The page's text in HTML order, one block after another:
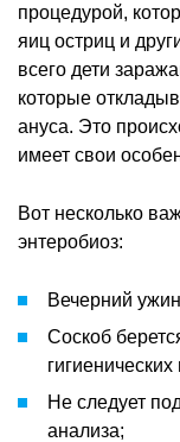
процедурой,
яиц остриц и
всего дети
которые
ануса. Это
имеет свои
Вот несколько
энтеробиоз:
Вечерний
Соскоб
Не следует
анализа;